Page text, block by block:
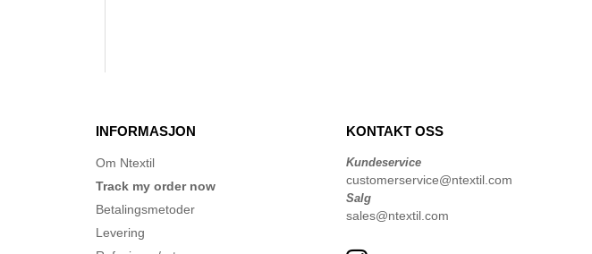
INFORMASJON
Om Ntextil
Track my order now
Betalingsmetoder
Levering
KONTAKT OSS
Kundeservice
customerservice@ntextil.com
Salg
sales@ntextil.com